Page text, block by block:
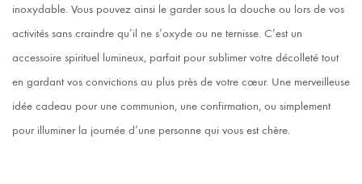
inoxydable. Vous pouvez ainsi le garder sous la douche ou lors de vos
activités sans craindre qu’il ne s’oxyde ou ne ternisse. C’est un
accessoire spirituel lumineux, parfait pour sublimer votre décolleté tout
en gardant vos convictions au plus près de votre cœur. Une merveilleuse
idée cadeau pour une communion, une confirmation, ou simplement
pour illuminer la journée d’une personne qui vous est chère.